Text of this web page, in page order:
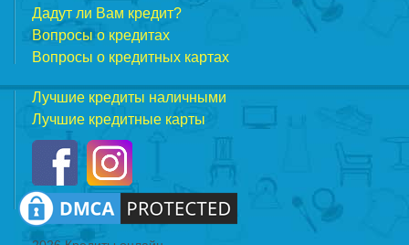
Дадут ли Вам кредит?
Вопросы о кредитах
Вопросы о кредитных картах
Лучшие кредиты наличными
Лучшие кредитные карты